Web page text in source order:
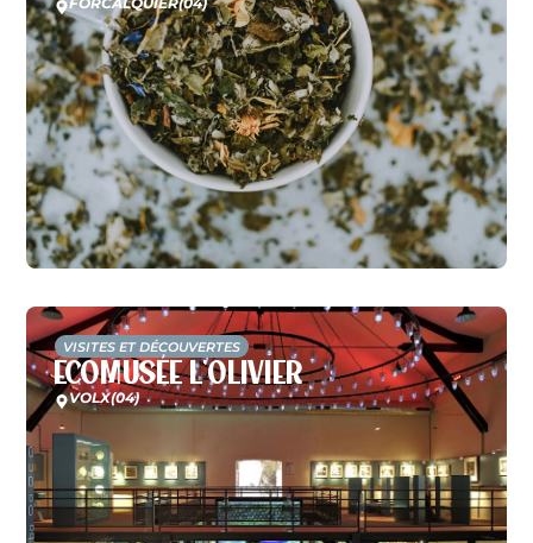
VISITES ET DÉCOUVERTES
Ecomusée L’Olivier
VOLX(04)